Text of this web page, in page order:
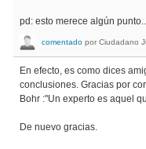
pd: esto merece algún
comentado por Ciudadano
En efecto, es como dices
conclusiones. Gracias por
Bohr :"Un experto es aquel
De nuevo gracias.